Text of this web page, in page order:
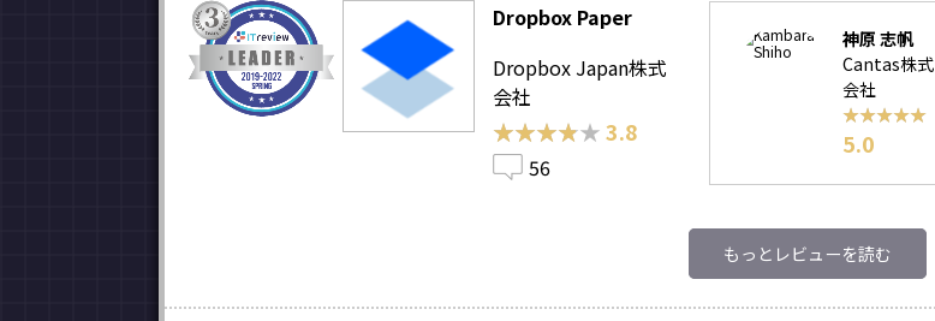
Dropbox Paper
Dropbox Japan株式
会社
★★★★★
★★★★★ 3.8
56
神原 志帆
Cantas株式
会社
★★★★★
★★★★★
5.0
もっとレビューを読む